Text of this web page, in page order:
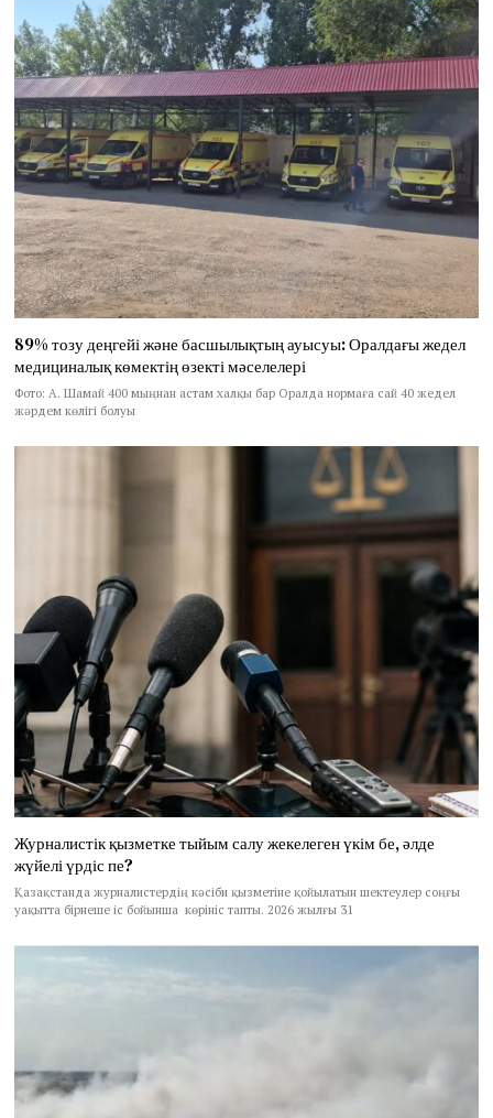
89% тозу деңгейі және басшылықтың ауысуы: Оралдағы жедел
медициналық көмектің өзекті мәселелері
Фото: А. Шамай 400 мыңнан астам халқы бар Оралда нормаға сай 40 жедел
жәрдем көлігі болуы
Журналистік қызметке тыйым салу жекелеген үкім бе, әлде
жүйелі үрдіс пе?
Қазақстанда журналистердің кәсіби қызметіне қойылатын шектеулер соңғы
уақытта бірнеше іс бойынша көрініс тапты. 2026 жылғы 31